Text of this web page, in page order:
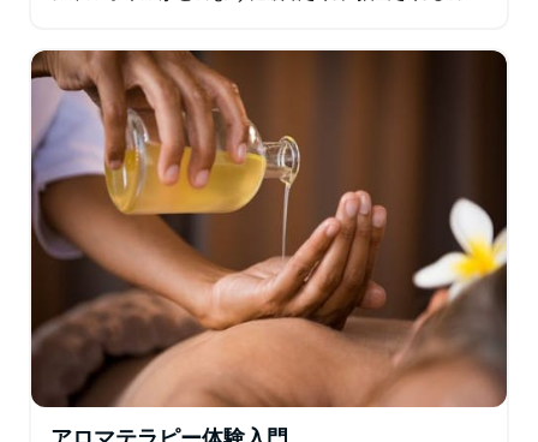
ソム ソルト、保湿スプリッツァーなど、自分で作った
アイテムをお持ち帰りいただけます。
を調べてください。 このセミナーを受講すると…